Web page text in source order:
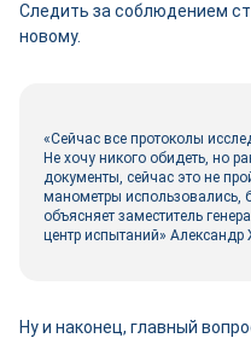
Следить за соблюдением
новому.
«Сейчас все протоколы
Не хочу никого обидеть, но
документы, сейчас это не
манометры использовались,
объясняет заместитель
центр испытаний»
Ну и наконец, главный